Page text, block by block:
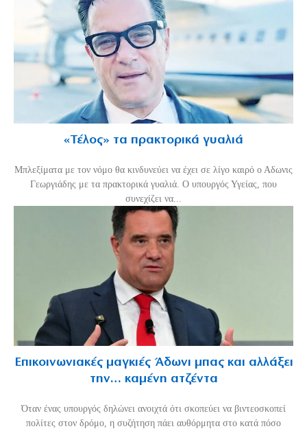
«Τέλος» τα πρακτορικά γυαλιά
Μπλεξίματα με τον νόμο θα κινδυνεύει να έχει σε λίγο καιρό ο Αδωνις
Γεωργιάδης με τα πρακτορικά γυαλιά. Ο υπουργός Υγείας, που
συνεχίζει να...
Επικοινωνιακές μαγκιές Άδωνι μπας και αλλάξει
την… καμένη ατζέντα
Όταν ένας υπουργός δηλώνει ανοιχτά ότι σκοπεύει να βιντεοσκοπεί
πολίτες στον δρόμο, η συζήτηση πάει αυθόρμητα στο κατά πόσο